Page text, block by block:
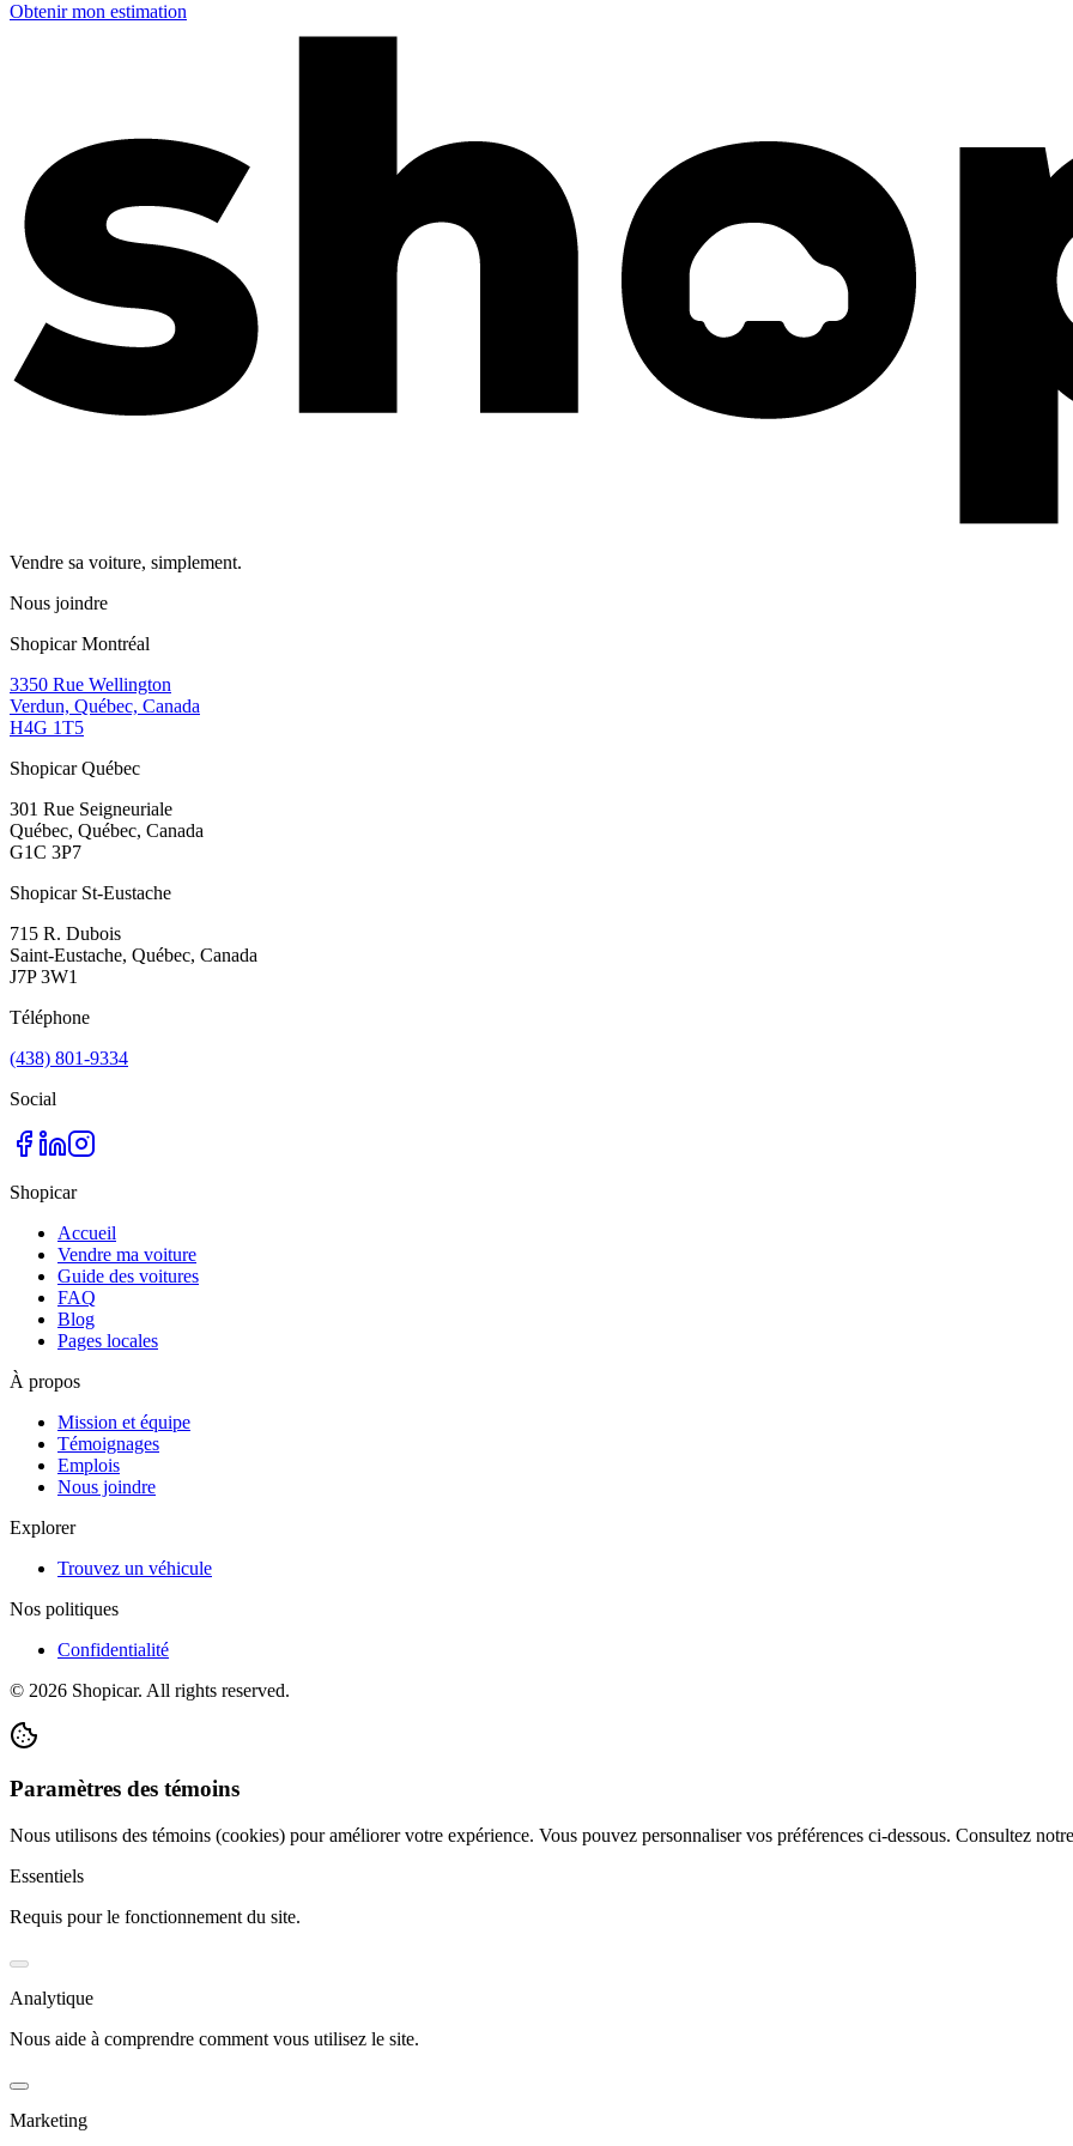
Obtenir mon estimation
Vendre sa voiture, simplement.
Nous joindre
Shopicar Montréal
3350 Rue Wellington
Verdun, Québec, Canada
H4G 1T5
Shopicar Québec
301 Rue Seigneuriale
Québec, Québec, Canada
G1C 3P7
Shopicar St-Eustache
715 R. Dubois
Saint-Eustache, Québec, Canada
J7P 3W1
Téléphone
(438) 801-9334
Social
Shopicar
Accueil
Vendre ma voiture
Guide des voitures
FAQ
Blog
Pages locales
À propos
Mission et équipe
Témoignages
Emplois
Nous joindre
Explorer
Trouvez un véhicule
Nos politiques
Confidentialité
© 2026 Shopicar. All rights reserved.
Paramètres des témoins
Nous utilisons des témoins (cookies) pour améliorer votre expérience. Vous pouvez personnaliser vos préférences ci-dessous. Consultez notre
Essentiels
Requis pour le fonctionnement du site.
Analytique
Nous aide à comprendre comment vous utilisez le site.
Marketing